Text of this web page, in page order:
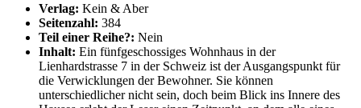
Verlag: Kein & Aber
Seitenzahl: 384
Teil einer Reihe?: Nein
Inhalt: Ein fünfgeschossiges Wohnhaus in der
Lienhardstrasse 7 in der Schweiz ist der Ausgangspunkt für
die Verwicklungen der Bewohner. Sie können
unterschiedlicher nicht sein, doch beim Blick ins Innere des